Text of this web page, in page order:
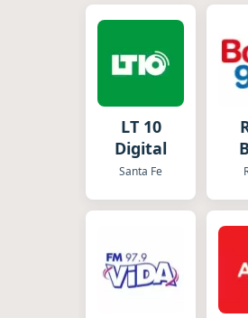
LT 10
Digital
Santa Fe